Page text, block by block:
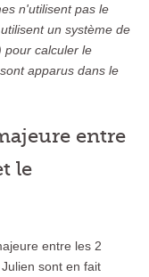
n'utilisent pas le
un système de
pour calculer le
apparus dans le
entre
le
entre les 2
sont en fait